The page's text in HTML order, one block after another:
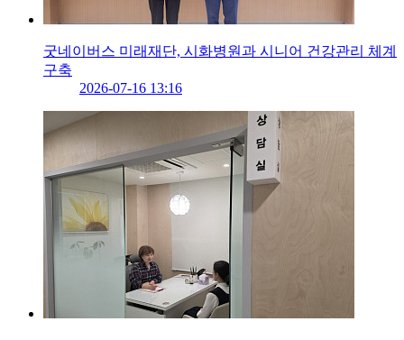
굿네이버스 미래재단, 시화병원과 시니어 건강관리 체계
구축
2026-07-16 13:16